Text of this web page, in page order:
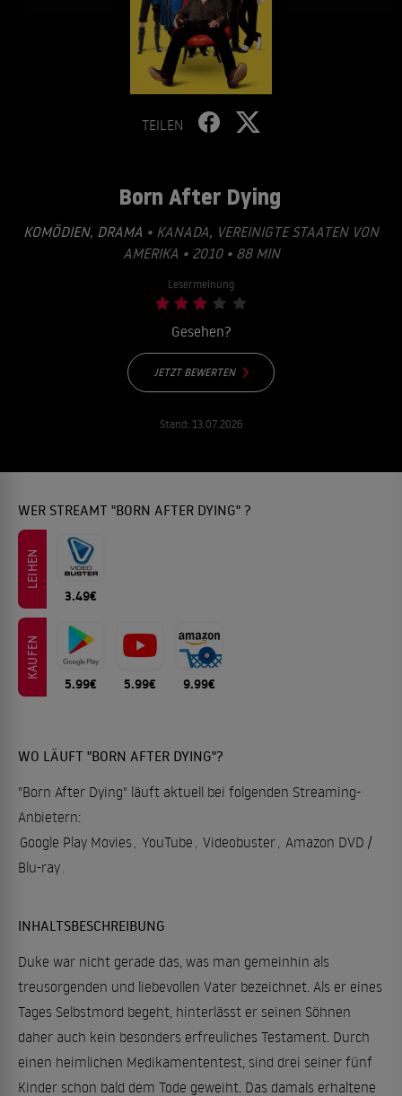
TEILEN
Born After Dying
KOMÖDIEN, DRAMA • KANADA, VEREINIGTE STAATEN VON
AMERIKA • 2010 • 88 MIN
Lesermeinung
Gesehen?
JETZT BEWERTEN
Stand: 13.07.2026
WER STREAMT "BORN AFTER DYING" ?
LEIHEN
3.49€
KAUFEN
5.99€ 5.99€ 9.99€
WO LÄUFT "BORN AFTER DYING"?
"Born After Dying" läuft aktuell bei folgenden Streaming-
Anbietern:
Google Play Movies, YouTube , Videobuster, Amazon DVD /
Blu-ray.
INHALTSBESCHREIBUNG
Duke war nicht gerade das, was man gemeinhin als
treusorgenden und liebevollen Vater bezeichnet. Als er eines
Tages Selbstmord begeht, hinterlässt er seinen Söhnen
daher auch kein besonders erfreuliches Testament. Durch
einen heimlichen Medikamententest, sind drei seiner fünf
Kinder schon bald dem Tode geweiht. Das damals erhaltene